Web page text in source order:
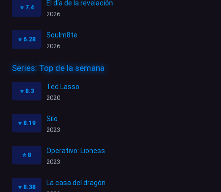
⭐ 7.4
El día de la revelación
2026
⭐ 6.28
Soulm8te
2026
Series: Top de la semana
⭐ 8.3
Ted Lasso
2020
⭐ 8.19
Silo
2023
⭐ 8
Operativo: Lioness
2023
⭐ 8.38
La casa del dragón